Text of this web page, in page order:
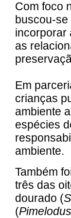
Com foco
buscou-
incorporar
as
Em
crianças
ambiente
espécies
ambiente.
Também
três das
dourado (
(